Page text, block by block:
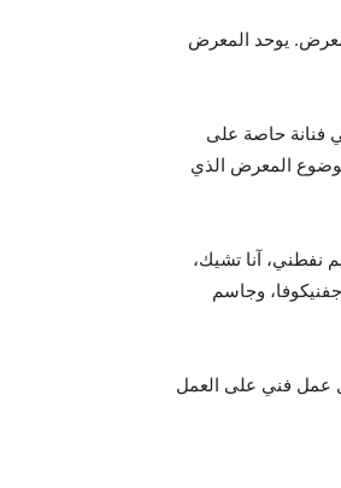
معرض. يوحد المعرض
فنانة حاصة على
المعرض الذي
نفطني، آنا تشيك،
وجاسم
عمل فني على العمل